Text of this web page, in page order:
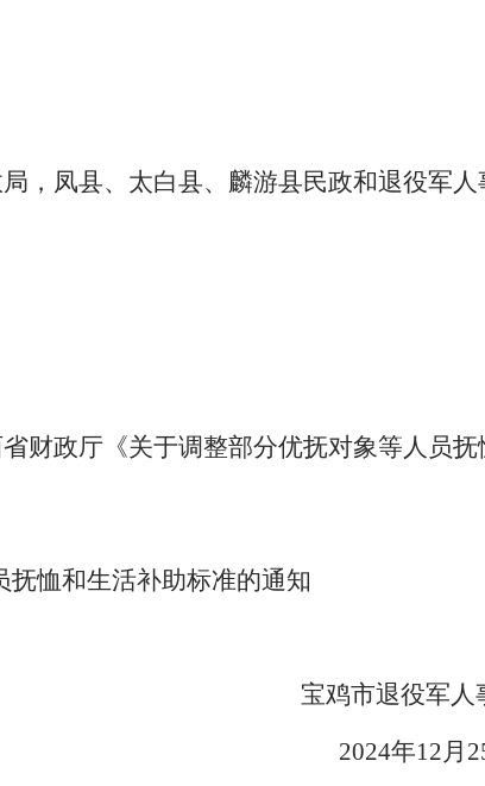
，凤县、太白县、麟游县民政和退役军
财政厅《关于调整部分优抚对象等人员
抚恤和生活补助标准的通知
市退役军人事
年12月25